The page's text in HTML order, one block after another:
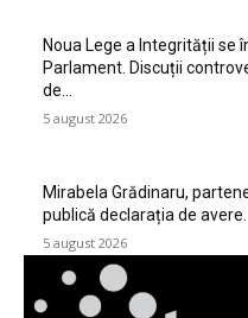
Noua Lege a Integrității se
Parlament. Discuții
de…
5 august 2026
Mirabela Grădinaru,
publică declarația de avere.
5 august 2026